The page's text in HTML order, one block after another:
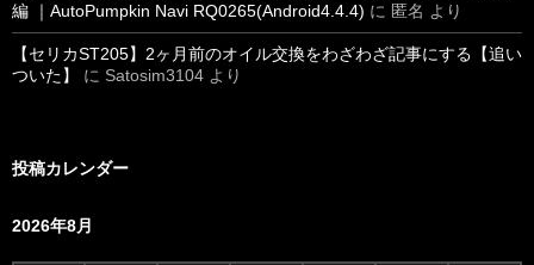
編 ｜AutoPumpkin Navi RQ0265(Android4.4.4) に 匿名 より
【セリカST205】2ヶ月前のオイル交換をわざわざ記事にする【追い
ついた】
に Satosim3104 より
投稿カレンダー
2026年8月